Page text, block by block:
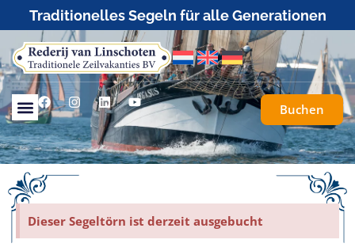
Traditionelles Segeln für alle Generationen
Buchen
Dieser Segeltörn ist derzeit ausgebucht